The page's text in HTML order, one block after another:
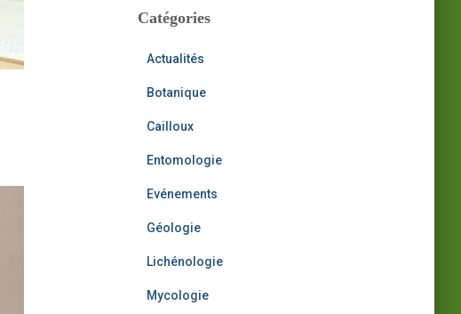
:iCatégories
Actualités
Botanique
Cailloux
Entomologie
Evénements
Géologie
Lichénologie
Mycologie